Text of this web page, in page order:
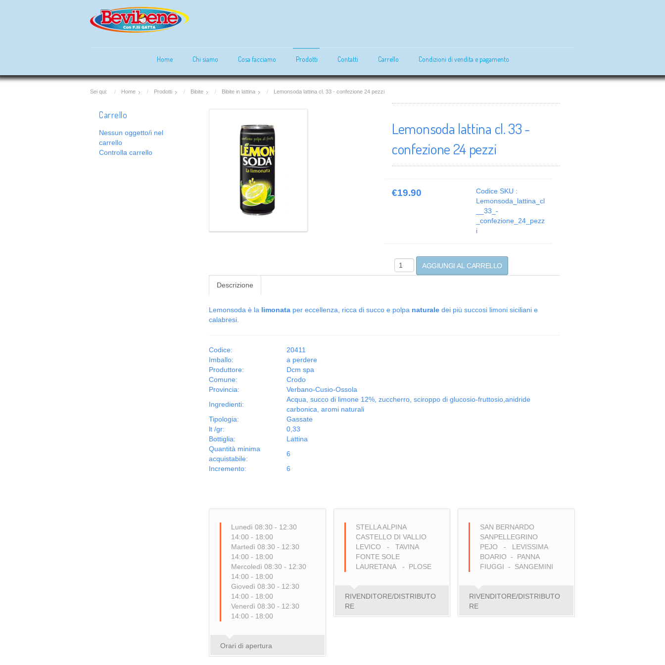
Home Chi siamo Cosa facciamo Prodotti Contatti Carrello Condizioni di vendita e pagamento
Sei qui: Home Prodotti Bibite Bibite in lattina Lemonsoda lattina cl. 33 - confezione 24 pezzi
Carrello
Nessun oggetto/i nel
carrello
Controlla carrello
Lemonsoda lattina cl. 33 -
confezione 24 pezzi
€19.90
Codice SKU :
Lemonsoda_lattina_cl
__33_-
_confezione_24_pezz
i
Descrizione
Lemonsoda è la limonata per eccellenza, ricca di succo e polpa naturale dei più succosi limoni siciliani e
calabresi.
Codice:
20411
Imballo:
a perdere
Produttore:
Dcm spa
Comune:
Crodo
Provincia:
Verbano-Cusio-Ossola
Ingredienti:
Acqua, succo di limone 12%, zuccherro, sciroppo di glucosio-fruttosio,anidride
carbonica, aromi naturali
Tipologia:
Gassate
lt /gr:
0,33
Bottiglia:
Lattina
Quantità minima
acquistabile:
6
Incremento:
6
Lunedì 08:30 - 12:30
14:00 - 18:00
Martedì 08:30 - 12:30
14:00 - 18:00
Mercoledì 08:30 - 12:30
14:00 - 18:00
Giovedì 08:30 - 12:30
14:00 - 18:00
Venerdì 08:30 - 12:30
14:00 - 18:00
Orari di apertura
SAN BERNARDO
SANPELLEGRINO
PEJO - LEVISSIMA
BOARIO - PANNA
FIUGGI - SANGEMINI
RIVENDITORE/DISTRIBUTO
RE
STELLA ALPINA
CASTELLO DI VALLIO
LEVICO - TAVINA
FONTE SOLE
LAURETANA - PLOSE
RIVENDITORE/DISTRIBUTO
RE